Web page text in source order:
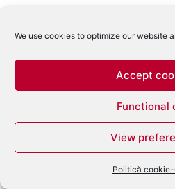
We use cookies to optimize our website
Accept
Functional
View
Politică